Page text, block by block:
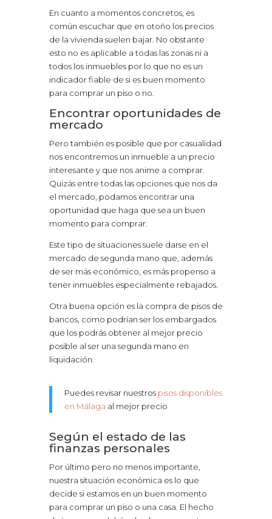
En cuanto a momentos concretos, es
común escuchar que en otoño los precios
de la vivienda suelen bajar. No obstante
esto no es aplicable a todas las zonas ni a
todos los inmuebles por lo que no es un
indicador fiable de si es buen momento
para comprar un piso o no.
Encontrar oportunidades de
mercado
Pero también es posible que por casualidad
nos encontremos un inmueble a un precio
interesante y que nos anime a comprar.
Quizás entre todas las opciones que nos da
el mercado, podamos encontrar una
oportunidad que haga que sea un buen
momento para comprar.
Este tipo de situaciones suele darse en el
mercado de segunda mano que, además
de ser más económico, es más propenso a
tener inmuebles especialmente rebajados.
Otra buena opción es la compra de pisos de
bancos, como podrían ser los embargados
que los podrás obtener al mejor precio
posible al ser una segunda mano en
liquidación.
Puedes revisar nuestros pisos disponibles
en Málaga al mejor precio
Según el estado de las
finanzas personales
Por último pero no menos importante,
nuestra situación económica es lo que
decide si estamos en un buen momento
para comprar un piso o una casa. El hecho